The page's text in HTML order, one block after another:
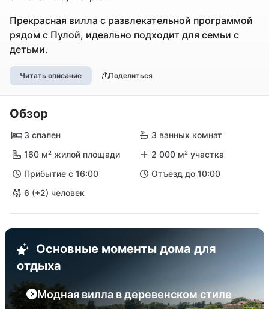
Прекрасная вилла с развлекательной программой
рядом с Пулой, идеально подходит для семьи с
детьми.
Читать описание Поделиться
Обзор
3 спален
3 ванных комнат
160 м² жилой площади
2 000 м² участка
Прибытие с 16:00
Отъезд до 10:00
6 (+2) человек
Основные моменты дома для
отдыха
Модная вилла в деревенском стиле